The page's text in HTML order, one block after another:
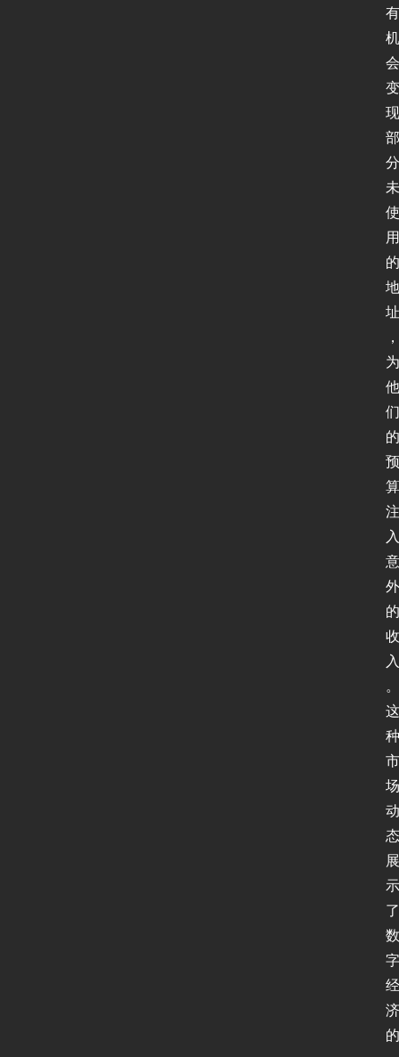
有
机
会
变
现
部
分
未
使
用
的
地
址
，
为
他
们
的
预
算
注
入
意
外
的
收
入
。
这
种
市
场
动
态
展
示
了
数
字
经
济
的